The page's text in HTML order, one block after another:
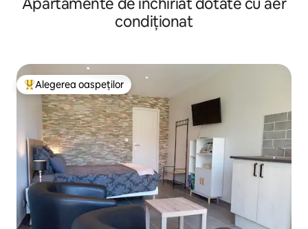
condiționat
Locuință din topul categoriei Alegerea oaspeților
Alegerea oaspeților